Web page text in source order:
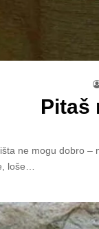
Pitaš
ne mogu dobro
loše…